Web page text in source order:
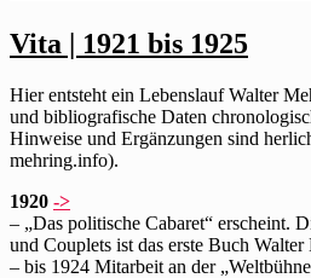
Vita | 1921 bis 1925
Hier entsteht ein Lebenslauf Walter
und bibliografische Daten
Hinweise und Ergänzungen sind
mehring.info).
1920 ->
– „Das politische Cabaret“ erscheint.
und Couplets ist das erste Buch Walter
– bis 1924 Mitarbeit an der